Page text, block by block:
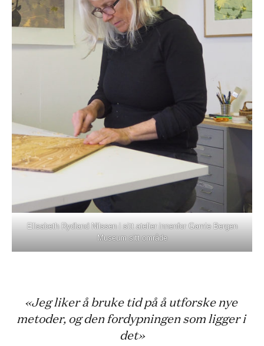
Elisabeth Rydland Nilssen i sitt atelier innenfor Gamle Bergen
Museum sitt område
«Jeg liker å bruke tid på å utforske nye
metoder, og den fordypningen som ligger i
det»